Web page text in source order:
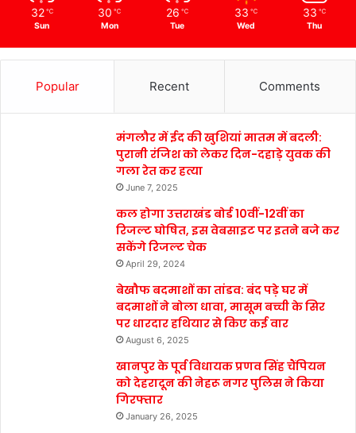
32 ℃
Sun
30 ℃
Mon
26 ℃
Tue
33 ℃
Wed
33 ℃
Thu
Popular Recent Comments
मंगलौर में ईद की खुशियां मातम में बदली:
पुरानी रंजिश को लेकर दिन-दहाड़े युवक की
गला रेत कर हत्या
June 7, 2025
कल होगा उत्तराखंड बोर्ड 10वीं-12वीं का
रिजल्ट घोषित, इस वेबसाइट पर इतने बजे कर
सकेंगे रिजल्ट चेक
April 29, 2024
बेखौफ बदमाशों का तांडव: बंद पड़े घर में
बदमाशों ने बोला धावा, मासूम बच्ची के सिर
पर धारदार हथियार से किए कई वार
August 6, 2025
खानपुर के पूर्व विधायक प्रणव सिंह चैंपियन
को देहरादून की नेहरू नगर पुलिस ने किया
गिरफ्तार
January 26, 2025